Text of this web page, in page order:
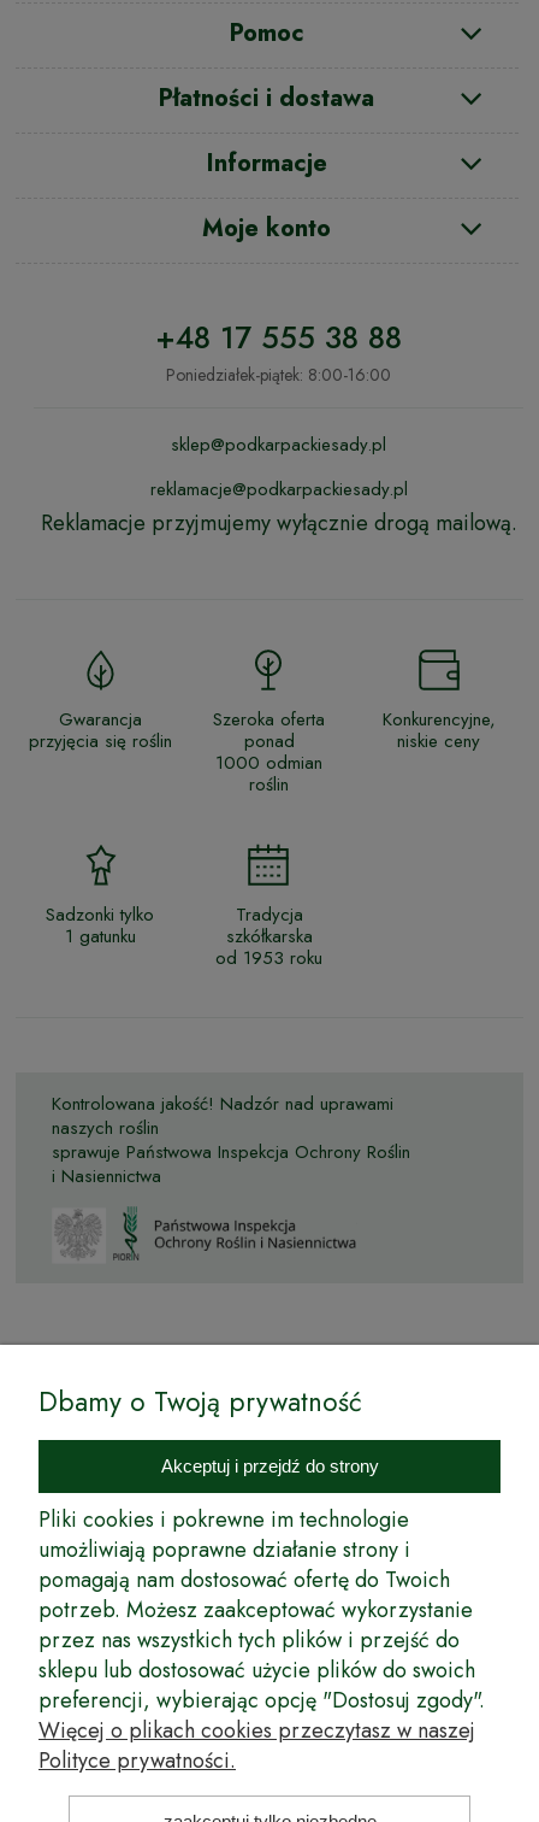
Pomoc
Płatności i dostawa
Informacje
Moje konto
+48 17 555 38 88
Poniedziałek-piątek: 8:00-16:00
sklep@podkarpackiesady.pl
reklamacje@podkarpackiesady.pl
Reklamacje przyjmujemy wyłącznie drogą mailową.
Gwarancja
przyjęcia się roślin
Szeroka oferta
ponad
1000 odmian
roślin
Konkurencyjne,
niskie ceny
Sadzonki tylko
1 gatunku
Tradycja
szkółkarska
od 1953 roku
Kontrolowana jakość! Nadzór nad uprawami
naszych roślin
sprawuje Państwowa Inspekcja Ochrony Roślin
i Nasiennictwa
Internetowy Sklep Ogrodniczy Podkarpackie Sady to inicjatywa
podkarpackich szkółkarzy, której zamierzeniem jest wprowadzenie na
rynek wysokiej jakości drzewek owocowych, drzewek ozdobnych oraz
innych produktów pozwalających na uprawianie zarówno małych, jak
i dużych sadów oraz ogrodów.
Wspólnie stworzyliśmy dla Państwa kompleksową ofertę - wspaniałe
produkty, dary ziemi ze szkółek drzewek ozdobnych i owocowych,
których tradycje sięgają roku 1953. Drzewka produkowane są
z najwyższą starannością przez trzecie pokolenie plantatorów.
Długoletnie Doświadczenie sprawiło, że wszystkie drzewka cechuje
duża odporność na zmienne warunki atmosferyczne naszego klimatu
oraz niezwykły urodzaj. W ofercie naszego internetowego sklepu
ogrodniczego: drzewka owocowe, krzewy owocowe, drzewka
ozdobne, odmiany jabłoni, sadzonki drzew owocowych, borówka
amerykańska, róże wielkokwiatowe, odmiany czereśni, odmiany śliwek
Dbamy o Twoją prywatność
Akceptuj i przejdź do strony
Pliki cookies i pokrewne im technologie
umożliwiają poprawne działanie strony i
pomagają nam dostosować ofertę do Twoich
potrzeb. Możesz zaakceptować wykorzystanie
przez nas wszystkich tych plików i przejść do
sklepu lub dostosować użycie plików do swoich
preferencji, wybierając opcję "Dostosuj zgody".
Więcej o plikach cookies przeczytasz w naszej
Polityce prywatności.